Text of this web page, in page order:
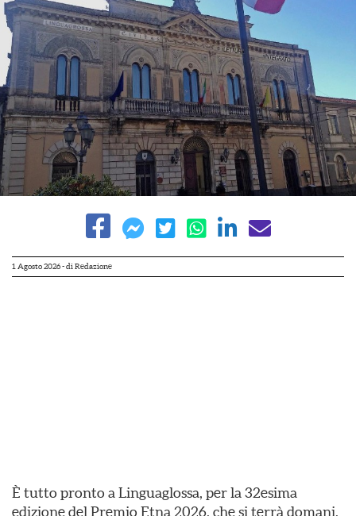
1 Agosto 2026- di Redazione
È tutto pronto a Linguaglossa, per la 32esima
edizione del Premio Etna 2026, che si terrà domani,